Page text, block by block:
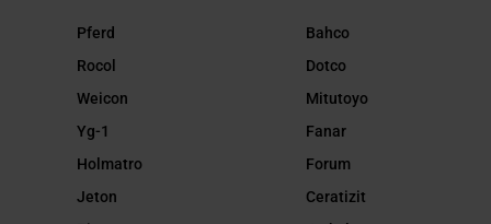
Pferd
Rocol
Weicon
Yg-1
Holmatro
Jeton
Bahco
Dotco
Mitutoyo
Fanar
Forum
Ceratizit